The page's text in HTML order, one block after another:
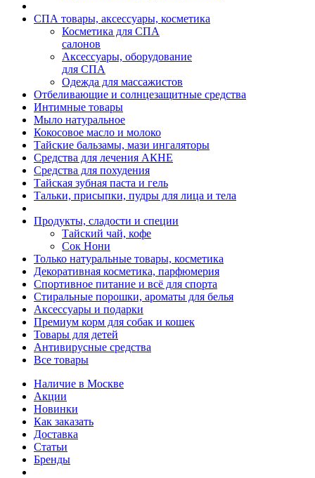
СПА товары, аксессуары, косметика
Косметика для СПА
салонов
Аксессуары, оборудование
для СПА
Одежда для массажистов
Отбеливающие и солнцезащитные средства
Интимные товары
Мыло натуральное
Кокосовое масло и молоко
Тайские бальзамы, мази ингаляторы
Средства для лечения АКНЕ
Средства для похудения
Тайская зубная паста и гель
Тальки, присыпки, пудры для лица и тела
Продукты, сладости и специи
Тайский чай, кофе
Сок Нони
Только натуральные товары, косметика
Декоративная косметика, парфюмерия
Спортивное питание и всё для спорта
Стиральные порошки, ароматы для белья
Аксессуары и подарки
Премиум корм для собак и кошек
Товары для детей
Антивирусные средства
Все товары
Наличие в Москве
Акции
Новинки
Как заказать
Доставка
Статьи
Бренды